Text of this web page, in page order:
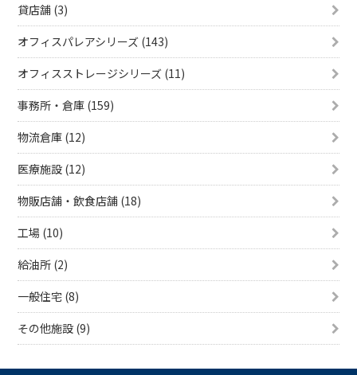
貸店舗 (3)
オフィスパレアシリーズ (143)
オフィスストレージシリーズ (11)
事務所・倉庫 (159)
物流倉庫 (12)
医療施設 (12)
物販店舗・飲食店舗 (18)
工場 (10)
給油所 (2)
一般住宅 (8)
その他施設 (9)